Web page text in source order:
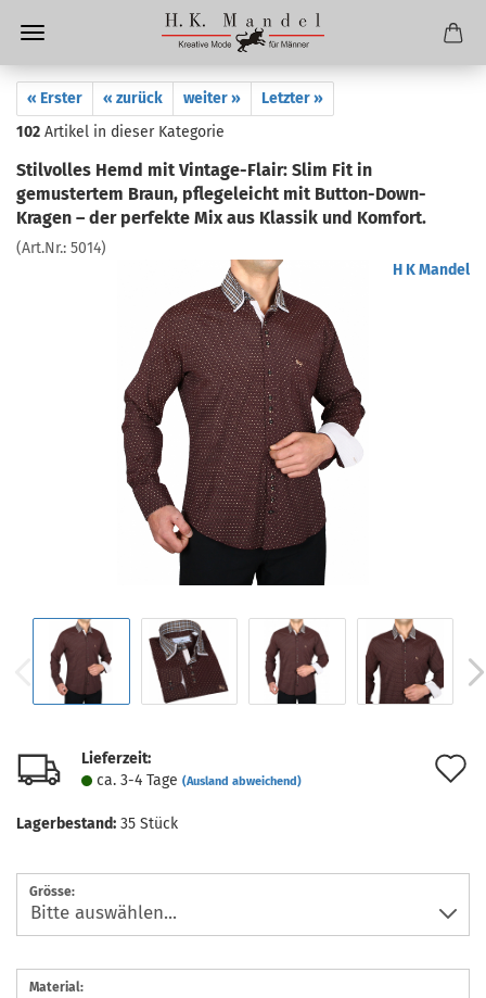
« Erster « zurück weiter »
Letzter »
102 Artikel in dieser Kategorie
Stilvolles Hemd mit Vintage-Flair: Slim Fit in
gemustertem Braun, pflegeleicht mit Button-Down-
Kragen – der perfekte Mix aus Klassik und Komfort.
(Art.Nr.: 5014)
H K Mandel
Lieferzeit:
ca. 3-4 Tage (Ausland abweichend)
Lagerbestand: 35 Stück
Grösse:
Material: